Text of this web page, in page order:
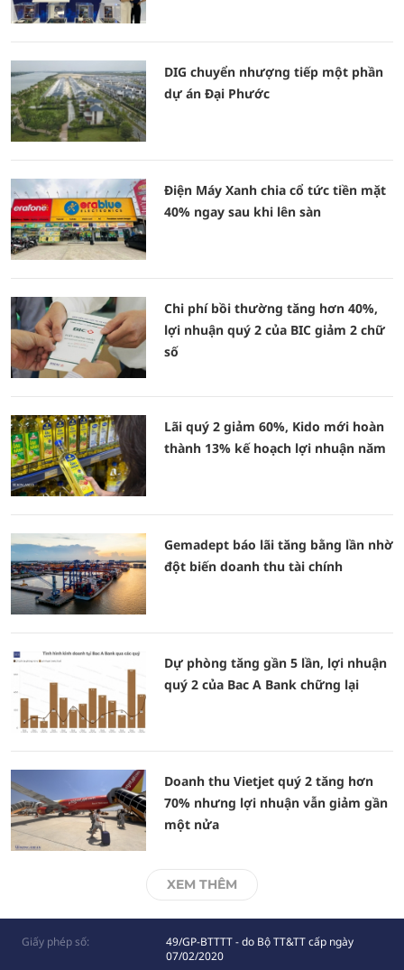
DIG chuyển nhượng tiếp một phần
dự án Đại Phước
Điện Máy Xanh chia cổ tức tiền mặt
40% ngay sau khi lên sàn
Chi phí bồi thường tăng hơn 40%,
lợi nhuận quý 2 của BIC giảm 2 chữ
số
Lãi quý 2 giảm 60%, Kido mới hoàn
thành 13% kế hoạch lợi nhuận năm
Gemadept báo lãi tăng bằng lần nhờ
đột biến doanh thu tài chính
Dự phòng tăng gần 5 lần, lợi nhuận
quý 2 của Bac A Bank chững lại
Doanh thu Vietjet quý 2 tăng hơn
70% nhưng lợi nhuận vẫn giảm gần
một nửa
XEM THÊM
Giấy phép số:
49/GP-BTTTT - do Bộ TT&TT cấp ngày
07/02/2020